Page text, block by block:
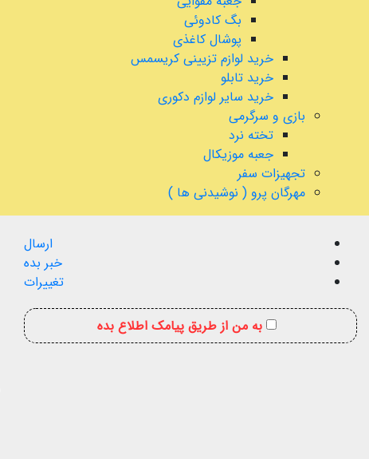
بگ کادوئی
پوشال کاغذی
خرید لوازم تزیینی کریسمس
خرید تابلو
خرید سایر لوازم دکوری
بازی و سرگرمی
تخته نرد
جعبه موزیکال
تجهیزات سفر
مهرگان پرو ( نوشیدنی ها )
ارسال
خبر بده
تغییرات
به من از طریق پیامک اطلاع بده